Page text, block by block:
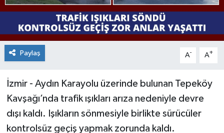
Paylaş A- A+
İzmir - Aydın Karayolu üzerinde bulunan Tepeköy
Kavşağı’nda trafik ışıkları arıza nedeniyle devre
dışı kaldı. Işıkların sönmesiyle birlikte sürücüler
kontrolsüz geçiş yapmak zorunda kaldı.